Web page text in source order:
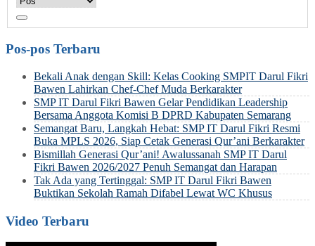
Pos-pos Terbaru
Bekali Anak dengan Skill: Kelas Cooking SMPIT Darul Fikri
Bawen Lahirkan Chef-Chef Muda Berkarakter
SMP IT Darul Fikri Bawen Gelar Pendidikan Leadership
Bersama Anggota Komisi B DPRD Kabupaten Semarang
Semangat Baru, Langkah Hebat: SMP IT Darul Fikri Resmi
Buka MPLS 2026, Siap Cetak Generasi Qur’ani Berkarakter
Bismillah Generasi Qur’ani! Awalussanah SMP IT Darul
Fikri Bawen 2026/2027 Penuh Semangat dan Harapan
Tak Ada yang Tertinggal: SMP IT Darul Fikri Bawen
Buktikan Sekolah Ramah Difabel Lewat WC Khusus
Video Terbaru